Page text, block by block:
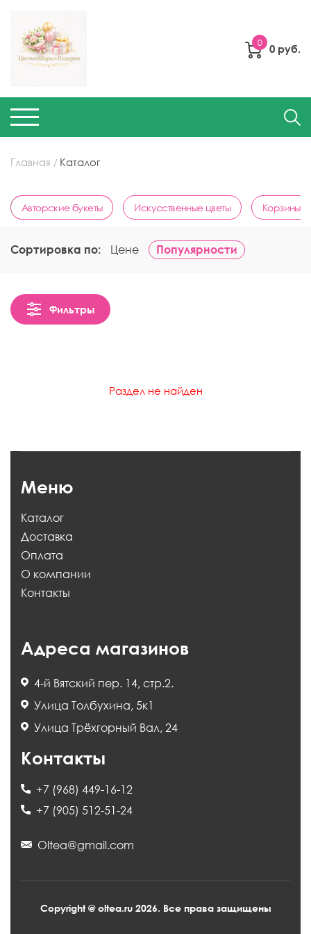
0 0 руб.
Главная Каталог
Авторские букеты Искусственные цветы Корзины
Сортировка по: Цене Популярности
Фильтры
Раздел не найден
Меню
Каталог
Доставка
Оплата
О компании
Контакты
Адреса магазинов
4-й Вятский пер. 14, стр.2.
Улица Толбухина, 5к1
Улица Трёхгорный Вал, 24
Контакты
+7 (968) 449-16-12
+7 (905) 512-51-24
Oltea@gmail.com
Copyright @ oltea.ru 2026. Все права защищены